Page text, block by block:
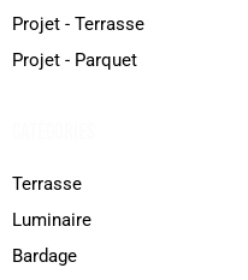
Projet - Terrasse
Projet - Parquet
Terrasse
Luminaire
Bardage